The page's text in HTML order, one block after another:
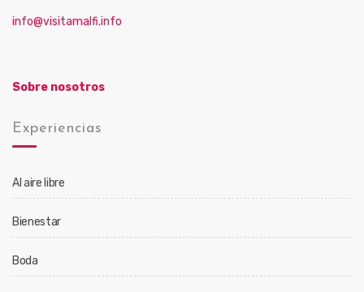
info@visitamalfi.info
Sobre nosotros
Experiencias
Al aire libre
Bienestar
Boda